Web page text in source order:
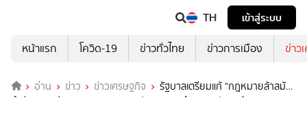
TH
เข้าสู่ระบบ
หน้าแรก
โควิด-19 ข่าวทั่วไทย ข่าวการเมือง ข่าว
อ่าน ข่าว ข่าวเศรษฐกิจ
รัฐบาลเตรียมแก้ "กฎหมายล้าสมัย"
นำร่อง 7 กลุ่มอุตสาหกรรม ลดอุปสรรคการทำธุรกิจ นัดหารือ กกร. 10